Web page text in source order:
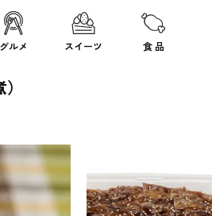
グルメ スイーツ 食 品